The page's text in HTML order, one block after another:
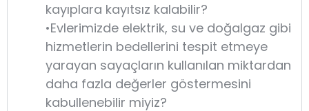
kayıplara kayıtsız kalabilir?
•Evlerimizde elektrik, su ve doğalgaz gibi
hizmetlerin bedellerini tespit etmeye
yarayan sayaçların kullanılan miktardan
daha fazla değerler göstermesini
kabullenebilir miyiz?